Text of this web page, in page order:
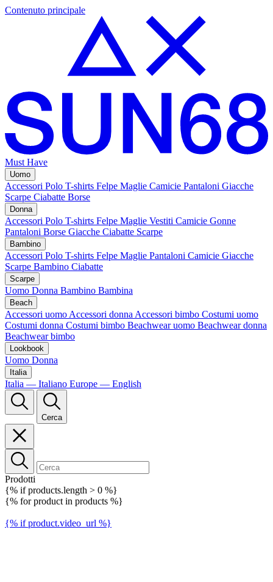
Contenuto principale
Must Have
Uomo
Accessori Polo T-shirts Felpe Maglie Camicie Pantaloni Giacche
Scarpe Ciabatte Borse
Donna
Accessori Polo T-shirts Felpe Maglie Vestiti Camicie Gonne
Pantaloni Borse Giacche Ciabatte Scarpe
Bambino
Accessori Polo T-shirts Felpe Maglie Pantaloni Camicie Giacche
Scarpe Bambino Ciabatte
Scarpe
Uomo Donna Bambino Bambina
Beach
Accessori uomo Accessori donna Accessori bimbo Costumi uomo
Costumi donna Costumi bimbo Beachwear uomo Beachwear donna
Beachwear bimbo
Lookbook
Uomo Donna
Italia
Italia — Italiano Europe — English
Cerca
Prodotti
{% if products.length > 0 %}
{% for product in products %}
{% if product.video_url %}